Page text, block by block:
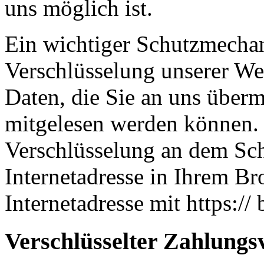
uns möglich ist.
Ein wichtiger
Verschlüsselung unserer
Daten, die Sie an uns
mitgelesen werden
Verschlüsselung an dem
Internetadresse in Ihrem
Internetadresse mit
Verschlüsselter